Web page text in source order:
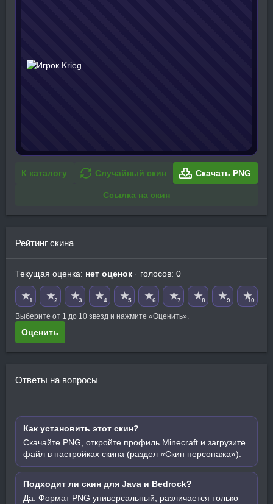
К каталогу Случайный скин Скачать PNG
Ссылка на скин
Рейтинг скина
Текущая оценка: нет оценок · голосов: 0
★1 ★2 ★3 ★4 ★5 ★6 ★7 ★8 ★9 ★10
Выберите от 1 до 10 звезд и нажмите «Оценить».
Оценить
Ответы на вопросы
Как установить этот скин?
Скачайте PNG, откройте профиль Minecraft и загрузите
файл в настройках скина (раздел «Скин персонажа»).
Подходит ли скин для Java и Bedrock?
Да. Формат PNG универсальный, различается только